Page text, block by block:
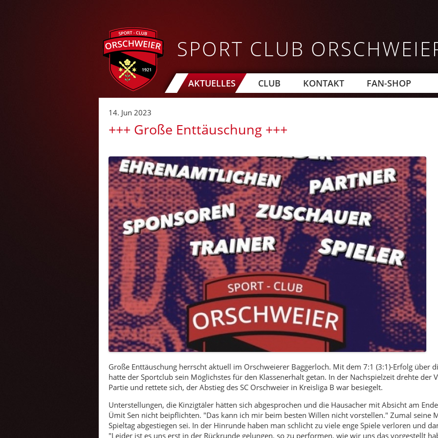
SPORT CLUB
AKTUELLES CLUB KONTAKT FAN-SHOP
+++ Große Enttäuschung +++
14. Jun 2023
Große Enttäuschung herrscht aktuell im Orschweierer Baggerloch. Mit dem 7:1 (3:1)-Erfolg über
hatte der Sportclub sein Möglichstes für den Klassenerhalt getan. In der Nachspielzeit drehte der
Partie und rettete sich, der Abstieg des SC Orschweier in Kreisliga B war besiegelt.
Unterstellungen, die Kinzigtäler hätten sich abgesprochen und die Hausacher mit Absicht am
Ümit Sen nicht beipflichten. "Das kann ich mir beim besten Willen nicht vorstellen." Zumal seine
Spieltag abgestiegen sei. In der Hinrunde haben man schlicht zu viele enge Spiele verloren und
"Leider ist es uns erst in der Rückrunde gelungen, so zu performen, wie wir uns das vorgestellt